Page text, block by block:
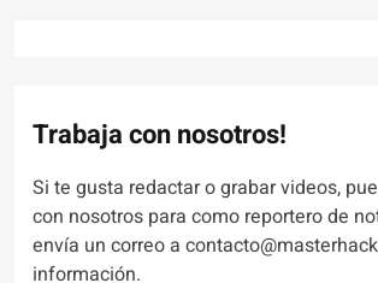
Trabaja con nosotros!
Si te gusta redactar o grabar videos,
con nosotros para como reportero de
envía un correo a
información.